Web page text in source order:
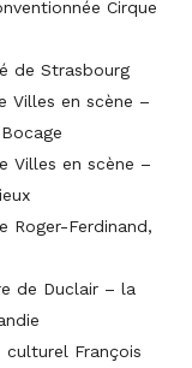
Cirque
de Strasbourg
Villes en scène –
Villes en scène –
Roger-Ferdinand,
de Duclair – la
François